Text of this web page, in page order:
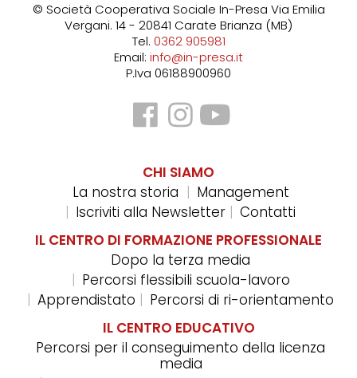
© Società Cooperativa Sociale In-Presa Via Emilia
Vergani. 14 - 20841 Carate Brianza (MB)
Tel. 0362 905981
Email: info@in-presa.it
P.Iva 06188900960
CHI SIAMO
La nostra storia
Management
Iscriviti alla Newsletter
Contatti
IL CENTRO DI FORMAZIONE PROFESSIONALE
Dopo la terza media
Percorsi flessibili scuola-lavoro
Apprendistato
Percorsi di ri-orientamento
IL CENTRO EDUCATIVO
Percorsi per il conseguimento della licenza
media